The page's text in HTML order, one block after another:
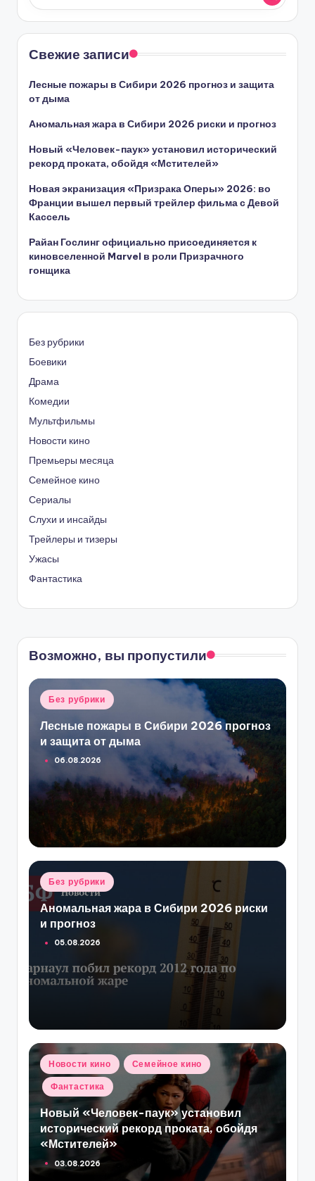
Свежие записи
Лесные пожары в Сибири 2026 прогноз и защита
от дыма
Аномальная жара в Сибири 2026 риски и прогноз
Новый «Человек-паук» установил исторический
рекорд проката, обойдя «Мстителей»
Новая экранизация «Призрака Оперы» 2026: во
Франции вышел первый трейлер фильма с Девой
Кассель
Райан Гослинг официально присоединяется к
киновселенной Marvel в роли Призрачного
гонщика
Без рубрики
Боевики
Драма
Комедии
Мультфильмы
Новости кино
Премьеры месяца
Семейное кино
Сериалы
Слухи и инсайды
Трейлеры и тизеры
Ужасы
Фантастика
Возможно, вы пропустили
Опубликовано
Без рубрики
Лесные пожары в Сибири 2026 прогноз
и защита от дыма
06.08.2026
Опубликовано
в
Без рубрики
Аномальная жара в Сибири 2026 риски
и прогноз
05.08.2026
Опубликовано
в
Новости кино Семейное кино
Фантастика
Новый «Человек-паук» установил
исторический рекорд проката, обойдя
«Мстителей»
03.08.2026